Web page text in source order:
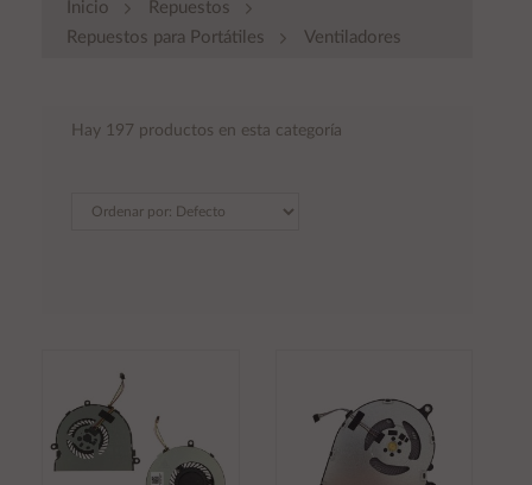
Inicio
Repuestos
Repuestos para Portátiles
Ventiladores
Hay 197 productos en esta categoría